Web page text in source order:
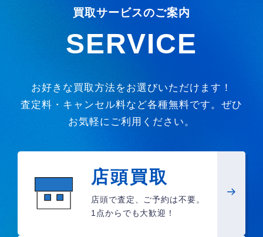
買取サービスのご案内
SERVICE
お好きな買取方法をお選びいただけます！
査定料・キャンセル料など各種無料です。ぜひ
お気軽にご利用ください。
店頭買取
店頭で査定、ご予約は不要。
1点からでも大歓迎！